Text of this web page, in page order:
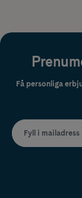
Få personliga
Fyll i mailadress